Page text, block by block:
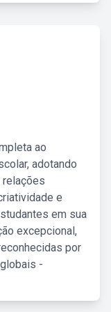
ao
adotando
e
em sua
excepcional,
por
-